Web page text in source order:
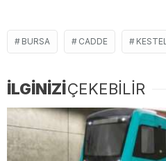
BURSA CADDE KESTEL
İLGİNİZİÇEKEBİLİR